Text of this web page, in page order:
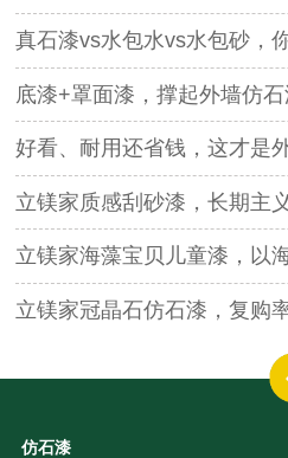
真石漆vs水包水vs水包砂，
底漆+罩面漆，撑起外墙仿
好看、耐用还省钱，这才是
立镁家质感刮砂漆，长期主
立镁家海藻宝贝儿童漆，以
立镁家冠晶石仿石漆，复购
仿石漆